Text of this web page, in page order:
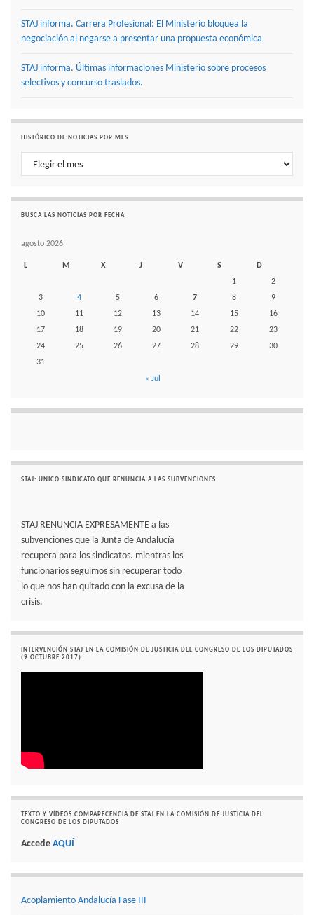
STAJ informa. Carrera Profesional: El Ministerio bloquea la
negociación al negarse a presentar una propuesta económica
STAJ informa. Últimas informaciones Ministerio sobre procesos
selectivos y concurso traslados.
HISTÓRICO DE NOTICIAS POR MES
Histórico de noticias por mes
BUSCA LAS NOTICIAS POR FECHA
agosto 2026
L M X J V S
D
1
2
3
4 5 6 7 8
9
10
11 12 13 14 15
16
17
18 19 20 21 22
23
24
25 26 27 28 29
30
31
« Jul
STAJ: UNICO SINDICATO QUE RENUNCIA A LAS SUBVENCIONES
STAJ RENUNCIA EXPRESAMENTE a las
subvenciones que la Junta de Andalucía
recupera para los sindicatos. mientras los
funcionarios seguimos sin recuperar todo
lo que nos han quitado con la excusa de la
crisis.
INTERVENCIÓN STAJ EN LA COMISIÓN DE JUSTICIA DEL CONGRESO DE LOS DIPUTADOS
(9 OCTUBRE 2017)
TEXTO Y VÍDEOS COMPARECENCIA DE STAJ EN LA COMISIÓN DE JUSTICIA DEL
CONGRESO DE LOS DIPUTADOS
Accede AQUÍ
Acoplamiento Andalucía Fase III